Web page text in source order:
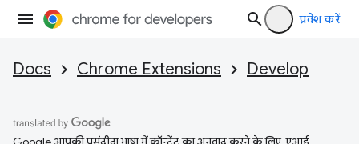
प्रवेश करें
Docs Chrome Extensions Develop